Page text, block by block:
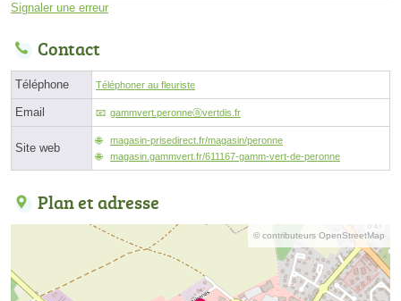
Signaler une erreur
Contact
Téléphone Téléphoner au fleuriste
Email gammvert.peronneⓐvertdis.fr
Site web
magasin-prisedirect.fr/magasin/peronne
magasin.gammvert.fr/611167-gamm-vert-de-peronne
Plan et adresse
© contributeurs OpenStreetMap